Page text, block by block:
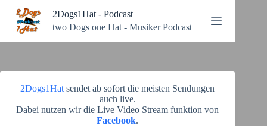
Inhalt
springen
2Dogs1Hat - Podcast
two Dogs one Hat - Musiker Podcast
2Dogs1Hat sendet ab sofort die meisten Sendungen
auch live.
Dabei nutzen wir die Live Video Stream funktion von
Facebook.